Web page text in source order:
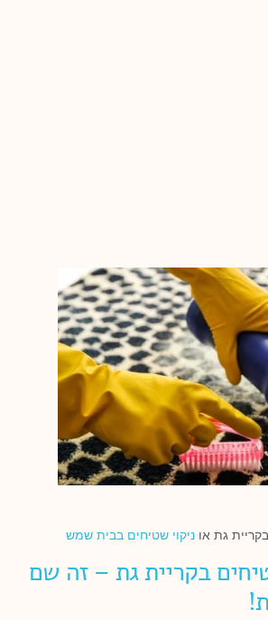
גת אוניקוי שטיחים בבית שמש
בקריית גת – זה שם